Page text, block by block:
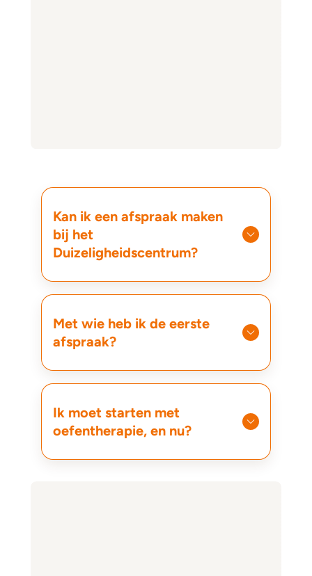
Kan ik een afspraak maken
bij het
Duizeligheidscentrum?
Met wie heb ik de eerste
afspraak?
Ik moet starten met
oefentherapie, en nu?